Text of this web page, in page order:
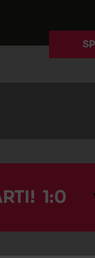
1:0